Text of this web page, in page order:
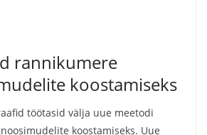
rannikumere
koostamiseks
töötasid välja uue meetodi
koostamiseks. Uue